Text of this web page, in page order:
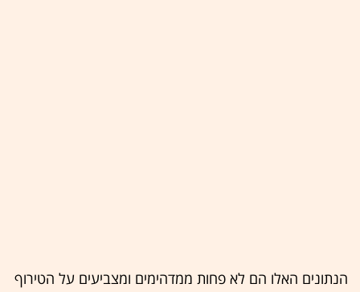
הנתונים האלו הם לא פחות ממדהימים ומצביעים על הטירוף